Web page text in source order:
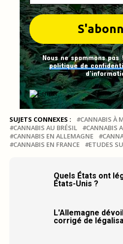
Nous ne spammons
politique de
SUJETS CONNEXES :
CANNABIS À
CANNABIS AU BRÉSIL
CANNABIS
CANNABIS EN ALLEMAGNE
CANNABIS EN FRANCE
ETUDES
Quels États ont
États-Unis ?
L'Allemagne
corrigé de